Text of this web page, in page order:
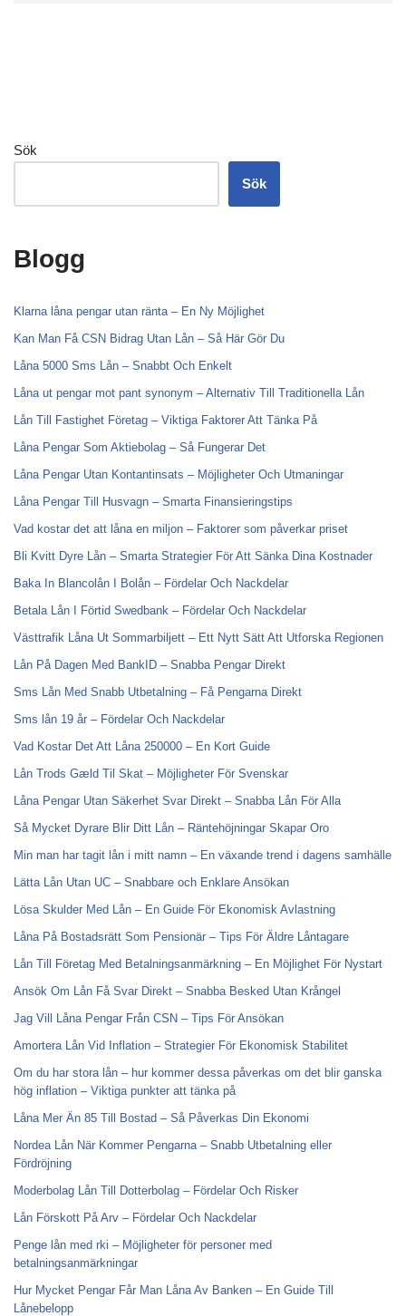
Sök
Sök
Blogg
Klarna låna pengar utan ränta – En Ny Möjlighet
Kan Man Få CSN Bidrag Utan Lån – Så Här Gör Du
Låna 5000 Sms Lån – Snabbt Och Enkelt
Låna ut pengar mot pant synonym – Alternativ Till Traditionella Lån
Lån Till Fastighet Företag – Viktiga Faktorer Att Tänka På
Låna Pengar Som Aktiebolag – Så Fungerar Det
Låna Pengar Utan Kontantinsats – Möjligheter Och Utmaningar
Låna Pengar Till Husvagn – Smarta Finansieringstips
Vad kostar det att låna en miljon – Faktorer som påverkar priset
Bli Kvitt Dyre Lån – Smarta Strategier För Att Sänka Dina Kostnader
Baka In Blancolån I Bolån – Fördelar Och Nackdelar
Betala Lån I Förtid Swedbank – Fördelar Och Nackdelar
Västtrafik Låna Ut Sommarbiljett – Ett Nytt Sätt Att Utforska Regionen
Lån På Dagen Med BankID – Snabba Pengar Direkt
Sms Lån Med Snabb Utbetalning – Få Pengarna Direkt
Sms lån 19 år – Fördelar Och Nackdelar
Vad Kostar Det Att Låna 250000 – En Kort Guide
Lån Trods Gæld Til Skat – Möjligheter För Svenskar
Låna Pengar Utan Säkerhet Svar Direkt – Snabba Lån För Alla
Så Mycket Dyrare Blir Ditt Lån – Räntehöjningar Skapar Oro
Min man har tagit lån i mitt namn – En växande trend i dagens samhälle
Lätta Lån Utan UC – Snabbare och Enklare Ansökan
Lösa Skulder Med Lån – En Guide För Ekonomisk Avlastning
Låna På Bostadsrätt Som Pensionär – Tips För Äldre Låntagare
Lån Till Företag Med Betalningsanmärkning – En Möjlighet För Nystart
Ansök Om Lån Få Svar Direkt – Snabba Besked Utan Krångel
Jag Vill Låna Pengar Från CSN – Tips För Ansökan
Amortera Lån Vid Inflation – Strategier För Ekonomisk Stabilitet
Om du har stora lån – hur kommer dessa påverkas om det blir ganska
hög inflation – Viktiga punkter att tänka på
Låna Mer Än 85 Till Bostad – Så Påverkas Din Ekonomi
Nordea Lån När Kommer Pengarna – Snabb Utbetalning eller
Fördröjning
Moderbolag Lån Till Dotterbolag – Fördelar Och Risker
Lån Förskott På Arv – Fördelar Och Nackdelar
Penge lån med rki – Möjligheter för personer med
betalningsanmärkningar
Hur Mycket Pengar Får Man Låna Av Banken – En Guide Till
Lånebelopp